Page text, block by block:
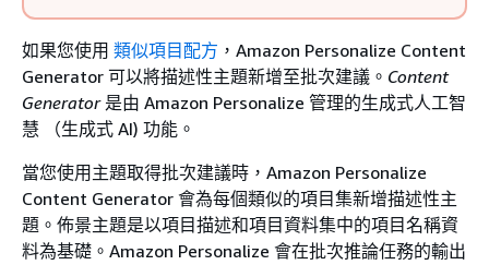
如果您使用 類似項目配方 ，Amazon Personalize Content
Generator 可以將描述性主題新增至批次建議。 Content
Generator是由 Amazon Personalize 管理的生成式人工智
慧 （生成式 AI) 功能。
當您使用主題取得批次建議時，Amazon Personalize
Content Generator 會為每個類似的項目集新增描述性主
題。佈景主題是以項目描述和項目資料集中的項目名稱資
料為基礎。Amazon Personalize 會在批次推論任務的輸出